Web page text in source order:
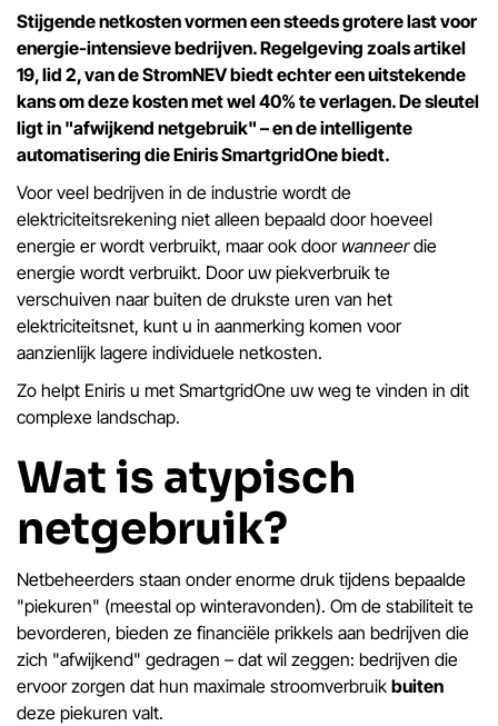
Stijgende netkosten vormen een steeds grotere last voor
energie-intensieve bedrijven. Regelgeving zoals artikel
19, lid 2, van de StromNEV biedt echter een uitstekende
kans om deze kosten met wel 40% te verlagen. De sleutel
ligt in "afwijkend netgebruik" – en de intelligente
automatisering die Eniris SmartgridOne biedt.
Voor veel bedrijven in de industrie wordt de
elektriciteitsrekening niet alleen bepaald door hoeveel
energie er wordt verbruikt, maar ook door wanneerdie
energie wordt verbruikt. Door uw piekverbruik te
verschuiven naar buiten de drukste uren van het
elektriciteitsnet, kunt u in aanmerking komen voor
aanzienlijk lagere individuele netkosten.
Zo helpt Eniris u met SmartgridOne uw weg te vinden in dit
complexe landschap.
Wat is atypisch
netgebruik?
Netbeheerders staan onder enorme druk tijdens bepaalde
"piekuren" (meestal op winteravonden). Om de stabiliteit te
bevorderen, bieden ze financiële prikkels aan bedrijven die
zich "afwijkend" gedragen – dat wil zeggen: bedrijven die
ervoor zorgen dat hun maximale stroomverbruik buiten
deze piekuren valt.